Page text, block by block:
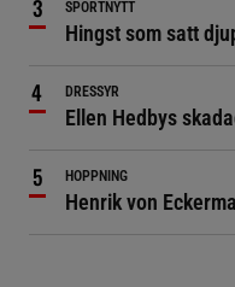
SPORTNYTT
Hingst som satt
DRESSYR
Ellen Hedbys
HOPPNING
Henrik von